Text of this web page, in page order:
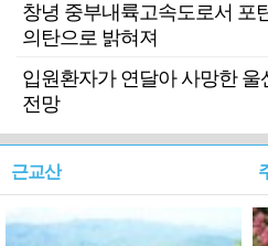
창녕 중부내륙고속도로서
의탄으로 밝혀져
입원환자가 연달아 사망한 울
전망
근교산